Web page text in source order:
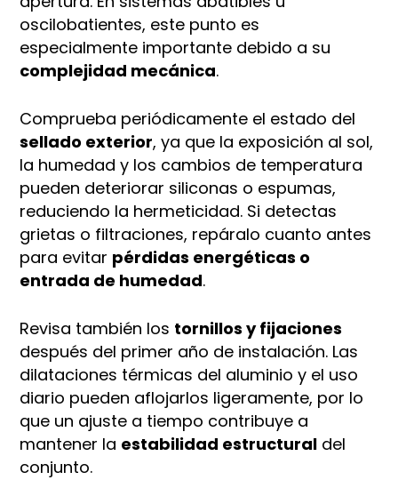
oscilobatientes, este punto es
especialmente importante debido a su
complejidad mecánica.
Comprueba periódicamente el estado del
sellado exterior, ya que la exposición al sol,
la humedad y los cambios de temperatura
pueden deteriorar siliconas o espumas,
reduciendo la hermeticidad. Si detectas
grietas o filtraciones, repáralo cuanto antes
para evitar pérdidas energéticas o
entrada de humedad.
Revisa también los tornillos y fijaciones
después del primer año de instalación. Las
dilataciones térmicas del aluminio y el uso
diario pueden aflojarlos ligeramente, por lo
que un ajuste a tiempo contribuye a
mantener la estabilidad estructural del
conjunto.